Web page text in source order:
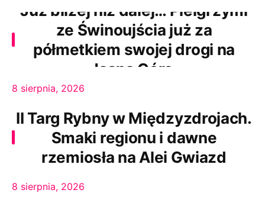
Już bliżej niż dalej… Pielgrzymi
ze Świnoujścia już za
półmetkiem swojej drogi na
Jasną Górę.
8 sierpnia, 2026
II Targ Rybny w Międzyzdrojach.
Smaki regionu i dawne
rzemiosła na Alei Gwiazd
8 sierpnia, 2026